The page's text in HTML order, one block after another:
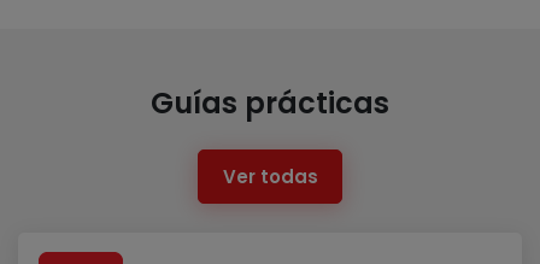
Guías prácticas
Ver todas